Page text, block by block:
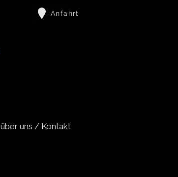
Anfahrt
über uns / Kontakt